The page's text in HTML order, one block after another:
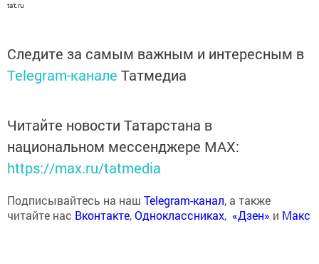
tat.ru
Следите за самым важным и интересным в
Telegram-канале Татмедиа
Читайте новости Татарстана в
национальном мессенджере MАХ:
https://max.ru/tatmedia
Подписывайтесь на наш Telegram-канал, а также
читайте нас Вконтакте,Одноклассниках, «Дзен» и Макс